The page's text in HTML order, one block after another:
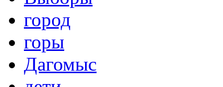
город
горы
Дагомыс